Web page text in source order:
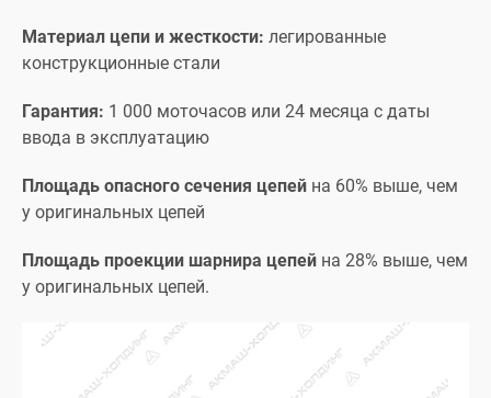
Материал цепи и жесткости: легированные
конструкционные стали
Гарантия: 1 000 моточасов или 24 месяца с даты
ввода в эксплуатацию
Площадь опасного сечения цепей на 60% выше, чем
у оригинальных цепей
Площадь проекции шарнира цепей на 28% выше, чем
у оригинальных цепей.